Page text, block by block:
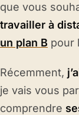
que vous
travailler à
un plan B pour
Récemment,
je vais vous
comprendre